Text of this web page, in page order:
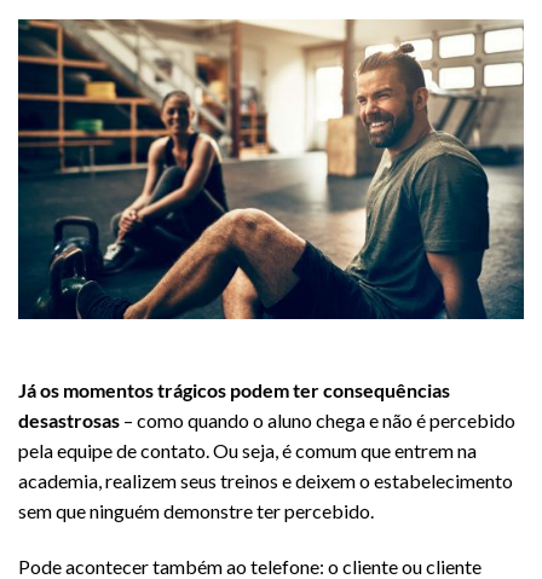
Já os momentos trágicos podem ter consequências
desastrosas – como quando o aluno chega e não é percebido
pela equipe de contato. Ou seja, é comum que entrem na
academia, realizem seus treinos e deixem o estabelecimento
sem que ninguém demonstre ter percebido.
Pode acontecer também ao telefone: o cliente ou cliente